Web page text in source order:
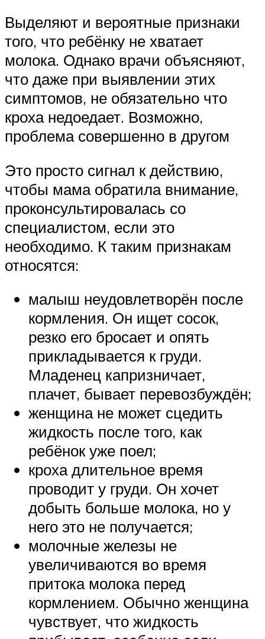
Выделяют и вероятные признаки
того, что ребёнку не хватает
молока. Однако врачи объясняют,
что даже при выявлении этих
симптомов, не обязательно что
кроха недоедает. Возможно,
проблема совершенно в другом
Это просто сигнал к действию,
чтобы мама обратила внимание,
проконсультировалась со
специалистом, если это
необходимо. К таким признакам
относятся:
малыш неудовлетворён после
кормления. Он ищет сосок,
резко его бросает и опять
прикладывается к груди.
Младенец капризничает,
плачет, бывает перевозбуждён;
женщина не может сцедить
жидкость после того, как
ребёнок уже поел;
кроха длительное время
проводит у груди. Он хочет
добыть больше молока, но у
него это не получается;
молочные железы не
увеличиваются во время
притока молока перед
кормлением. Обычно женщина
чувствует, что жидкость